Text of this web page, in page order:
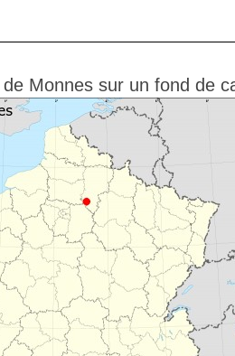
Monnes sur un fond de